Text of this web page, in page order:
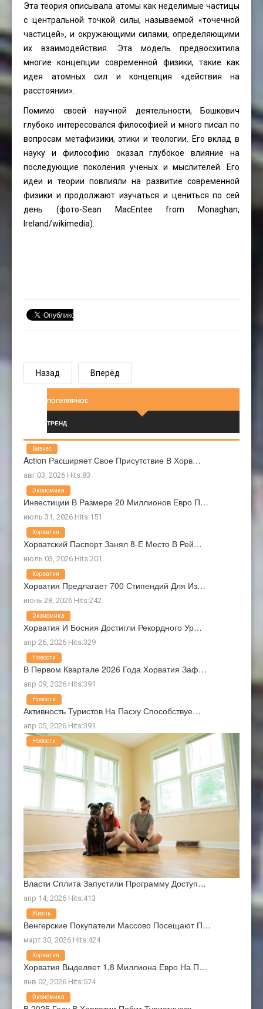
Эта теория описывала атомы как неделимые частицы
с центральной точкой силы, называемой «точечной
частицей», и окружающими силами, определяющими
их взаимодействия. Эта модель предвосхитила
многие концепции современной физики, такие как
идея атомных сил и концепция «действия на
расстоянии».
Помимо своей научной деятельности, Бошкович
глубоко интересовался философией и много писал по
вопросам метафизики, этики и теологии. Его вклад в
науку и философию оказал глубокое влияние на
последующие поколения ученых и мыслителей. Его
идеи и теории повлияли на развитие современной
физики и продолжают изучаться и цениться по сей
день (фото-Sean MacEntee from Monaghan,
Ireland/wikimedia).
Назад Вперёд
ПОПУЛЯРНОЕ
ТРЕНД
Action Расширяет Свое Присутствие В Хорв…
авг 03, 2026 Hits:83
Бизнес
Инвестиции В Размере 20 Миллионов Евро П…
июль 31, 2026 Hits:151
Экономика
Хорватский Паспорт Занял 8-Е Место В Рей…
июль 03, 2026 Hits:201
Хорватия
Хорватия Предлагает 700 Стипендий Для Из…
июнь 28, 2026 Hits:242
Хорватия
Хорватия И Босния Достигли Рекордного Ур…
апр 26, 2026 Hits:329
Экономика
В Первом Квартале 2026 Года Хорватия Заф…
апр 09, 2026 Hits:391
Новости
Активность Туристов На Пасху Способствуе…
апр 05, 2026 Hits:391
Новости
Власти Сплита Запустили Программу Доступ…
апр 14, 2026 Hits:413
Новости
Венгерские Покупатели Массово Посещают П…
март 30, 2026 Hits:424
Жизнь
Хорватия Выделяет 1,8 Миллиона Евро На П…
янв 02, 2026 Hits:574
Хорватия
Экономика